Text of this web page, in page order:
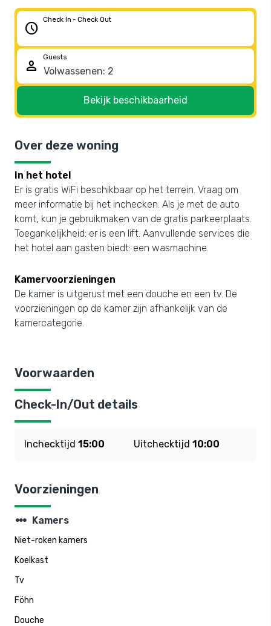
schedule
Check In - Check Out
person
Guests
Bekijk beschikbaarheid
Over deze woning
In het hotel
Er is gratis WiFi beschikbaar op het terrein. Vraag om
meer informatie bij het inchecken. Als je met de auto
komt, kun je gebruikmaken van de gratis parkeerplaats.
Toegankelijkheid: er is een lift. Aanvullende services die
het hotel aan gasten biedt: een wasmachine.
Kamervoorzieningen
De kamer is uitgerust met een douche en een tv. De
voorzieningen op de kamer zijn afhankelijk van de
kamercategorie.
Voorwaarden
Check-In/Out details
Inchecktijd 15:00 Uitchecktijd 10:00
Voorzieningen
steppers Kamers
Niet-roken kamers
Koelkast
Tv
Föhn
Douche